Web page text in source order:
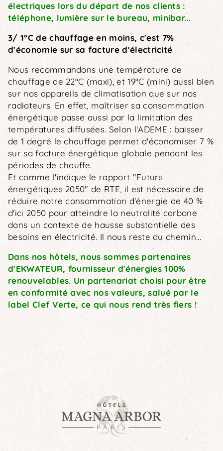
électriques lors du départ de nos clients :
téléphone, lumière sur le bureau, minibar...
3/ 1°C de chauffage en moins, c'est 7%
d'économie sur sa facture d'électricité
Nous recommandons une température de
chauffage de 22°C (maxi), et 19°C (mini) aussi bien
sur nos appareils de climatisation que sur nos
radiateurs. En effet, maîtriser sa consommation
énergétique passe aussi par la limitation des
températures diffusées. Selon l'ADEME : baisser
de 1 degré le chauffage permet d'économiser 7 %
sur sa facture énergétique globale pendant les
périodes de chauffe.
Et comme l'indique le rapport "Futurs
énergétiques 2050" de RTE, il est nécessaire de
réduire notre consommation d'énergie de 40 %
d'ici 2050 pour atteindre la neutralité carbone
dans un contexte de hausse substantielle des
besoins en électricité. Il nous reste du chemin...
Dans nos hôtels, nous sommes partenaires
d'EKWATEUR, fournisseur d'énergies 100%
renouvelables. Un partenariat choisi pour être
en conformité avec nos valeurs, salué par le
label Clef Verte, ce qui nous rend très fiers !